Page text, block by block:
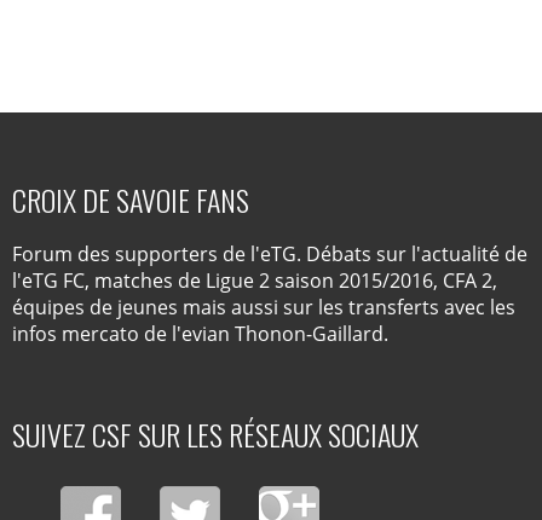
CROIX DE SAVOIE FANS
Forum des supporters de l'eTG. Débats sur l'actualité de
l'eTG FC, matches de Ligue 2 saison 2015/2016, CFA 2,
équipes de jeunes mais aussi sur les transferts avec les
infos mercato de l'evian Thonon-Gaillard.
SUIVEZ CSF SUR LES RÉSEAUX SOCIAUX